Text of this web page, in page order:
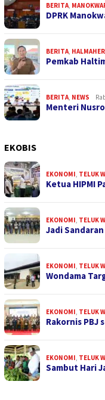
BERITA
DPRK
BERITA
Pemkab
BERITA NEWS
Menteri
EKOBIS
EKONOMI TELUK
Ketua HIPMI
EKONOMI TELUK
Jadi
EKONOMI TELUK
Wondama
EKONOMI TELUK
Rakornis PBJ
EKONOMI TELUK
Sambut Hari